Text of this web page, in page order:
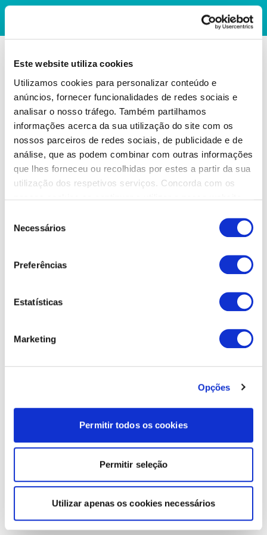
Este website utiliza cookies
Utilizamos cookies para personalizar conteúdo e
anúncios, fornecer funcionalidades de redes sociais e
analisar o nosso tráfego. Também partilhamos
informações acerca da sua utilização do site com os
nossos parceiros de redes sociais, de publicidade e de
análise, que as podem combinar com outras informações
que lhes forneceu ou recolhidas por estes a partir da sua
utilização dos respetivos serviços. Concorda com os
Necessários
Preferências
Estatísticas
Marketing
Opções
Permitir todos os cookies
Permitir seleção
Utilizar apenas os cookies necessários